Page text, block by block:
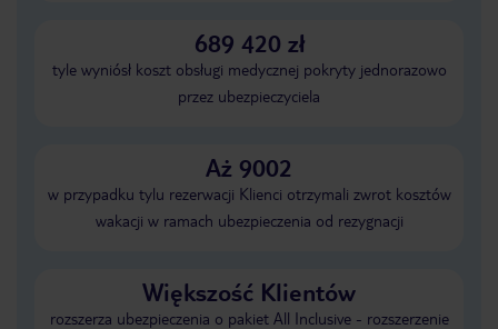
689 420 zł
tyle wyniósł koszt obsługi medycznej pokryty jednorazowo
przez ubezpieczyciela
Aż 9002
w przypadku tylu rezerwacji Klienci otrzymali zwrot kosztów
wakacji w ramach ubezpieczenia od rezygnacji
Większość Klientów
rozszerza ubezpieczenia o pakiet All Inclusive - rozszerzenie